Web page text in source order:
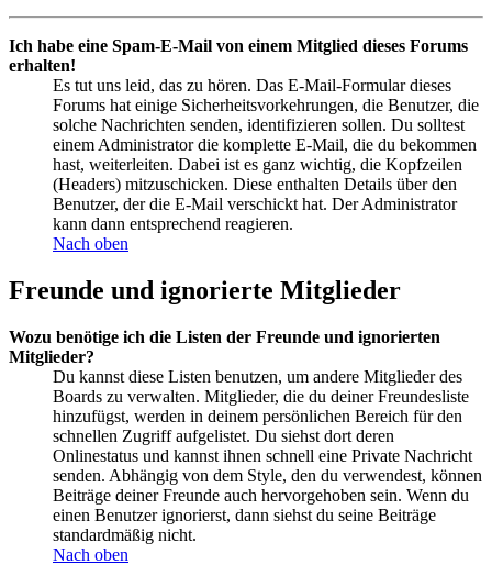
Ich habe eine Spam-E-Mail von einem Mitglied dieses Forums
erhalten!
Es tut uns leid, das zu hören. Das E-Mail-Formular dieses
Forums hat einige Sicherheitsvorkehrungen, die Benutzer, die
solche Nachrichten senden, identifizieren sollen. Du solltest
einem Administrator die komplette E-Mail, die du bekommen
hast, weiterleiten. Dabei ist es ganz wichtig, die Kopfzeilen
(Headers) mitzuschicken. Diese enthalten Details über den
Benutzer, der die E-Mail verschickt hat. Der Administrator
kann dann entsprechend reagieren.
Nach oben
Freunde und ignorierte Mitglieder
Wozu benötige ich die Listen der Freunde und ignorierten
Mitglieder?
Du kannst diese Listen benutzen, um andere Mitglieder des
Boards zu verwalten. Mitglieder, die du deiner Freundesliste
hinzufügst, werden in deinem persönlichen Bereich für den
schnellen Zugriff aufgelistet. Du siehst dort deren
Onlinestatus und kannst ihnen schnell eine Private Nachricht
senden. Abhängig von dem Style, den du verwendest, können
Beiträge deiner Freunde auch hervorgehoben sein. Wenn du
einen Benutzer ignorierst, dann siehst du seine Beiträge
standardmäßig nicht.
Nach oben